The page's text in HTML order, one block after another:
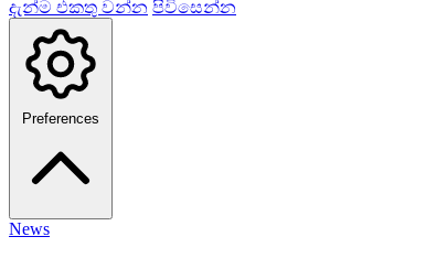
දැන්ම එකතු වන්න පිවිසෙන්න
Preferences
News